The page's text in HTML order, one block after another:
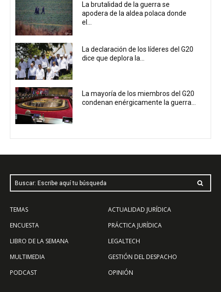
La brutalidad de la guerra se
apodera de la aldea polaca donde
el...
La declaración de los líderes del G20
dice que deplora la...
La mayoría de los miembros del G20
condenan enérgicamente la guerra...
Buscar: Escribe aquí tu búsqueda
TEMAS
ENCUESTA
LIBRO DE LA SEMANA
MULTIMEDIA
PODCAST
ACTUALIDAD JURÍDICA
PRÁCTICA JURÍDICA
LEGALTECH
GESTIÓN DEL DESPACHO
OPINIÓN